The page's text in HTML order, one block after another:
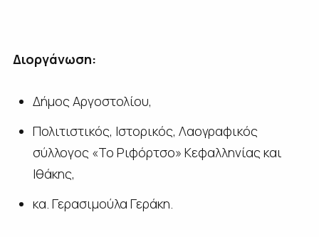
Διοργάνωση:
Δήμος Αργοστολίου,
Πολιτιστικός, Ιστορικός, Λαογραφικός
σύλλογος «Το Ριφόρτσο» Κεφαλληνίας και
Ιθάκης,
κα. Γερασιμούλα Γεράκη.